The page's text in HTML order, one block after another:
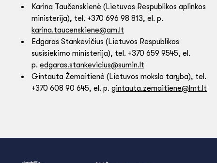
Karina Taučenskienė (Lietuvos Respublikos aplinkos
ministerija), tel. +370 696 98 813, el. p.
karina.taucenskiene@am.lt
Edgaras Stankevičius (Lietuvos Respublikos
susisiekimo ministerija), tel. +370 659 9545, el.
p. edgaras.stankevicius@sumin.lt
Gintauta Žemaitienė (Lietuvos mokslo taryba), tel.
+370 608 90 645, el. p. gintauta.zemaitiene@lmt.lt